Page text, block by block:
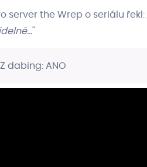
(2023)
server the Wrep o seriálu řekl:
"
dabing: ANO